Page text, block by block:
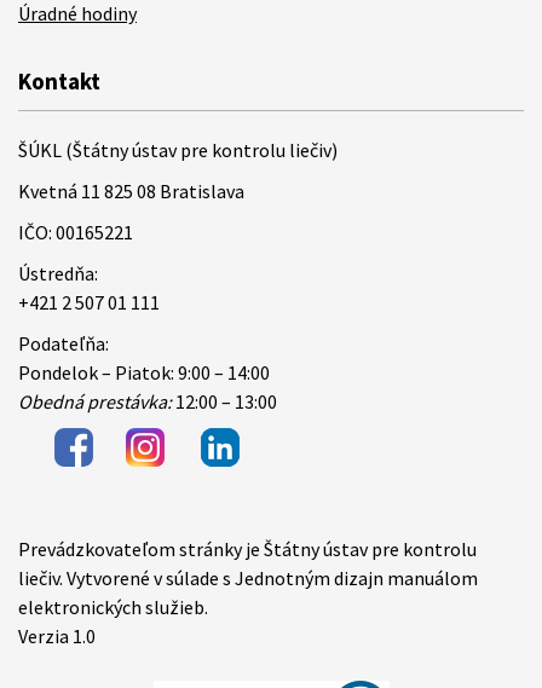
Úradné hodiny
Kontakt
ŠÚKL (Štátny ústav pre kontrolu liečiv)
Kvetná 11 825 08 Bratislava
IČO: 00165221
Ústredňa:
+421 2 507 01 111
Podateľňa:
Pondelok – Piatok: 9:00 – 14:00
Obedná prestávka:12:00 – 13:00
Items
Prevádzkovateľom stránky je Štátny ústav pre kontrolu
liečiv. Vytvorené v súlade s Jednotným dizajn manuálom
elektronických služieb.
Verzia 1.0